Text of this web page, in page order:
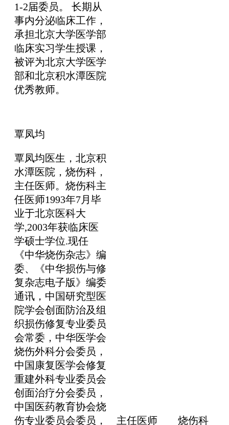
1-2届委员。 长期从
事内分泌临床工作，
承担北京大学医学部
临床实习学生授课，
被评为北京大学医学
部和北京积水潭医院
优秀教师。
覃凤均
覃凤均医生，北京积
水潭医院，烧伤科，
主任医师。烧伤科主
任医师1993年7月毕
业于北京医科大
学,2003年获临床医
学硕士学位.现任
《中华烧伤杂志》编
委、《中华损伤与修
复杂志电子版》编委
通讯，中国研究型医
院学会创面防治及组
织损伤修复专业委员
会常委，中华医学会
烧伤外科分会委员，
中国康复医学会修复
重建外科专业委员会
创面治疗分会委员，
中国医药教育协会烧
伤专业委员会委员，
主任医师 烧伤科